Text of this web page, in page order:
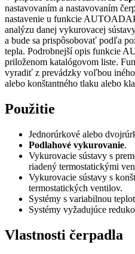
nastavovaním a nastavovaním
nastavenie u funkcie
analýzu danej vykurovacej
a bude sa prispôsobovať podľa
tepla. Podrobnejší opis funkcie
priloženom katalógovom liste.
vyradiť z prevádzky voľbou
alebo konštantného tlaku alebo
Použitie
Jednorúrkové alebo
Podlahové vykurovanie.
Vykurovacie sústavy s
riadený termostatickými
Vykurovacie sústavy s
termostatických ventilov.
Systémy s variabilnou
Systémy vyžadujúce
Vlastnosti čerpadla